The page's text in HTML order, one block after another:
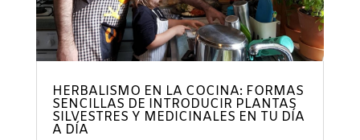
HERBALISMO EN LA COCINA: FORMAS
SENCILLAS DE INTRODUCIR PLANTAS
SILVESTRES Y MEDICINALES EN TU DÍA
A DÍA